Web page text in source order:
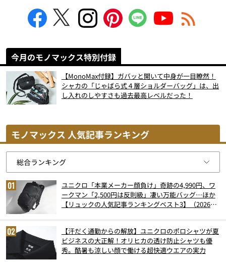
今月のモノマックス特別付録
【MonoMax付録】ガバッと開いて中身が一目瞭然！
シャカの「じゃばら式４層ショルダーバッグ」は、出
し入れのしやすさも過去最高レベルだった！
モノマックス 人気記事ランキング
ユニクロ「本業メーカー顔負け」奇跡の4,990円、ワ
ークマン「2,500円は反則級」凄い万能バッグ…ほか
【リュックの人気記事ランキングベスト3】（2026年
【汗だく通勤からの解放】ユニクロのポロシャツが夏
ビジネスの大正解！オリヒカの透け防止シャツも優
秀。酷暑も涼しい顔で働ける超快適ウエアの実力